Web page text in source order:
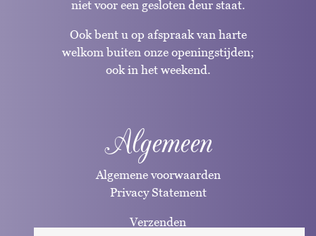
niet voor een gesloten deur staat.
Ook bent u op afspraak van harte
welkom buiten onze openingstijden;
ook in het weekend.
Algemeen
Algemene voorwaarden
Privacy Statement
Verzenden